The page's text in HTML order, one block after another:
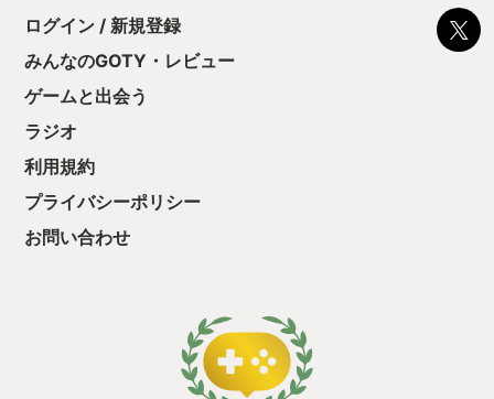
ログイン / 新規登録
みんなのGOTY・レビュー
ゲームと出会う
ラジオ
利用規約
プライバシーポリシー
お問い合わせ